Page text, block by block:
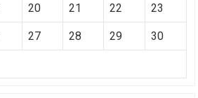
20 21 22 23
27 28 29 30